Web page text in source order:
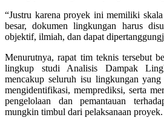
“Justru karena proyek ini memiliki
besar, dokumen lingkungan harus
objektif, ilmiah, dan dapat
Menurutnya, rapat tim teknis tersebut
lingkup studi Analisis Dampak
mencakup seluruh isu lingkungan
mengidentifikasi, memprediksi, serta
pengelolaan dan pemantauan
mungkin timbul dari pelaksanaan proyek.